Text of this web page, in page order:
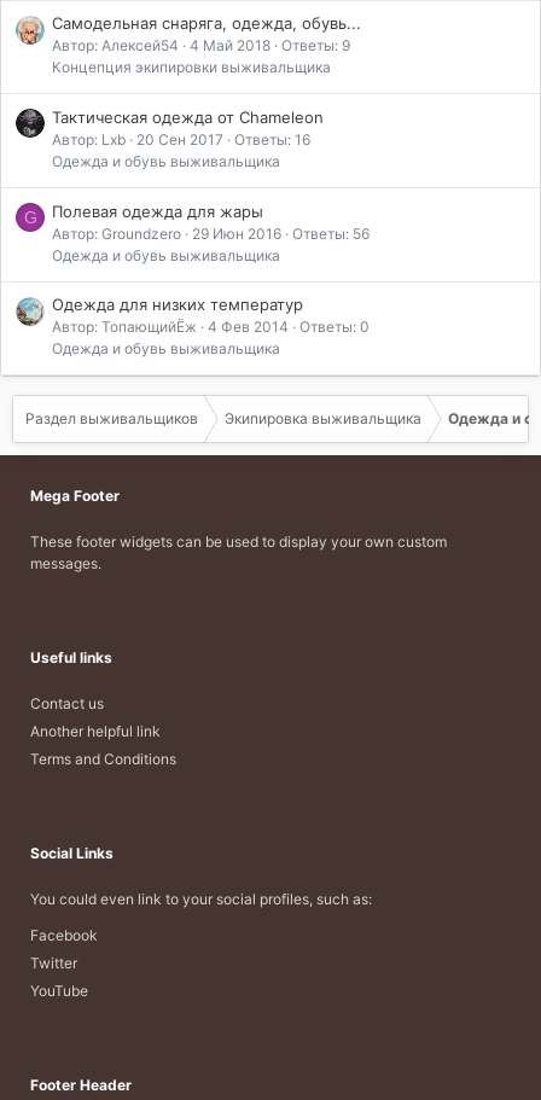
Самодельная снаряга, одежда, обувь...
Автор: Алексей54 4 Май 2018 Ответы: 9
Концепция экипировки выживальщика
Тактическая одежда от Chameleon
Автор: Lxb 20 Сен 2017
Ответы: 16
Одежда и обувь выживальщика
G Полевая одежда для жары
Автор: Groundzero 29 Июн 2016 Ответы: 56
Одежда и обувь выживальщика
Одежда для низких температур
Автор: ТопающийЁж 4 Фев 2014
Ответы: 0
Одежда и обувь выживальщика
Раздел выживальщиков Экипировка выживальщика Одежда и
Mega Footer
These footer widgets can be used to display your own custom
messages.
Useful links
Contact us
Another helpful link
Terms and Conditions
Social Links
You could even link to your social profiles, such as:
Facebook
Twitter
YouTube
Footer Header